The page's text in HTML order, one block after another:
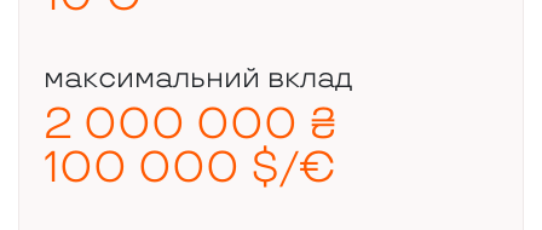
максимальний вклад
2 000 000 ₴
100 000 $/€